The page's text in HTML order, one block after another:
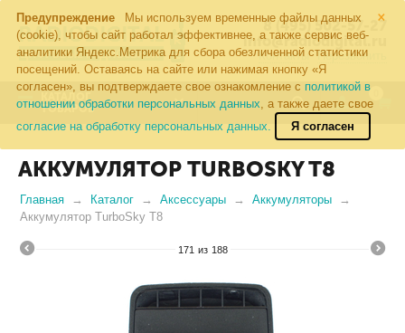
×
Предупреждение
Мы используем временные файлы данных
(cookie), чтобы сайт работал эффективнее, а также сервис веб-
аналитики Яндекс.Метрика для сбора обезличенной статистики
посещений. Оставаясь на сайте или нажимая кнопку «Я
согласен», вы подтверждаете свое ознакомление с политикой в
отношении обработки персональных данных, а также даете свое
согласие на обработку персональных данных.
Я согласен
8 (495) 502-57-27
info@radiodigital.ru
Контакты Перезвонить
КАТАЛОГ
ТОВАРОВ
АККУМУЛЯТОР TURBOSKY T8
Главная Каталог Аксессуары
Аккумуляторы
Аккумулятор TurboSky T8
171 из 188